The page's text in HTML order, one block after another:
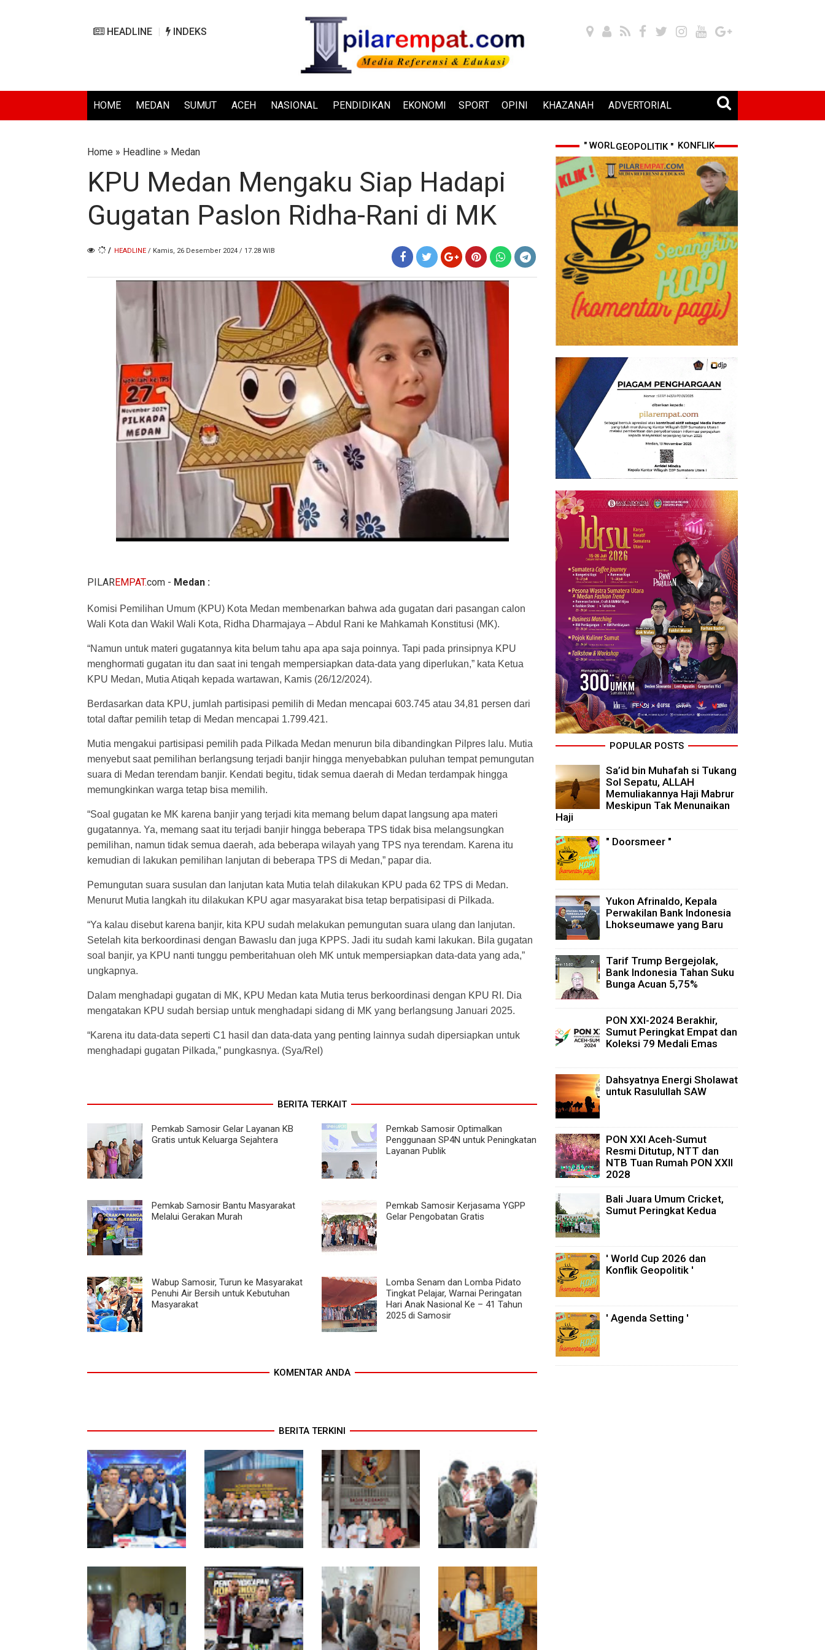
HEADLINE INDEKS
HOME MEDAN SUMUT ACEH NASIONAL PENDIDIKAN EKONOMI SPORT OPINI KHAZANAH ADVERTORIAL
Home » Headline » Medan
KPU Medan Mengaku Siap Hadapi
Gugatan Paslon Ridha-Rani di MK
/ HEADLINE / Kamis, 26 Desember 2024 / 17.28 WIB
PILAREMPAT.com - Medan :
Komisi Pemilihan Umum (KPU) Kota Medan membenarkan bahwa ada gugatan dari pasangan calon
Wali Kota dan Wakil Wali Kota, Ridha Dharmajaya – Abdul Rani ke Mahkamah Konstitusi (MK).
“Namun untuk materi gugatannya kita belum tahu apa apa saja poinnya. Tapi pada prinsipnya KPU
menghormati gugatan itu dan saat ini tengah mempersiapkan data-data yang diperlukan,” kata Ketua
KPU Medan, Mutia Atiqah kepada wartawan, Kamis (26/12/2024).
Berdasarkan data KPU, jumlah partisipasi pemilih di Medan mencapai 603.745 atau 34,81 persen dari
total daftar pemilih tetap di Medan mencapai 1.799.421.
Mutia mengakui partisipasi pemilih pada Pilkada Medan menurun bila dibandingkan Pilpres lalu. Mutia
menyebut saat pemilihan berlangsung terjadi banjir hingga menyebabkan puluhan tempat pemungutan
suara di Medan terendam banjir. Kendati begitu, tidak semua daerah di Medan terdampak hingga
memungkinkan warga tetap bisa memilih.
“Soal gugatan ke MK karena banjir yang terjadi kita memang belum dapat langsung apa materi
gugatannya. Ya, memang saat itu terjadi banjir hingga beberapa TPS tidak bisa melangsungkan
pemilihan, namun tidak semua daerah, ada beberapa wilayah yang TPS nya terendam. Karena itu
kemudian di lakukan pemilihan lanjutan di beberapa TPS di Medan,” papar dia.
Pemungutan suara susulan dan lanjutan kata Mutia telah dilakukan KPU pada 62 TPS di Medan.
Menurut Mutia langkah itu dilakukan KPU agar masyarakat bisa tetap berpatisipasi di Pilkada.
“Ya kalau disebut karena banjir, kita KPU sudah melakukan pemungutan suara ulang dan lanjutan.
Setelah kita berkoordinasi dengan Bawaslu dan juga KPPS. Jadi itu sudah kami lakukan. Bila gugatan
soal banjir, ya KPU nanti tunggu pemberitahuan oleh MK untuk mempersiapkan data-data yang ada,”
ungkapnya.
Dalam menghadapi gugatan di MK, KPU Medan kata Mutia terus berkoordinasi dengan KPU RI. Dia
mengatakan KPU sudah bersiap untuk menghadapi sidang di MK yang berlangsung Januari 2025.
“Karena itu data-data seperti C1 hasil dan data-data yang penting lainnya sudah dipersiapkan untuk
menghadapi gugatan Pilkada,” pungkasnya. (Sya/Rel)
BERITA TERKAIT
Pemkab Samosir Gelar Layanan KB
Gratis untuk Keluarga Sejahtera
Pemkab Samosir Optimalkan
Penggunaan SP4N untuk Peningkatan
Layanan Publik
Pemkab Samosir Bantu Masyarakat
Melalui Gerakan Murah
Pemkab Samosir Kerjasama YGPP
Gelar Pengobatan Gratis
Wabup Samosir, Turun ke Masyarakat
Penuhi Air Bersih untuk Kebutuhan
Masyarakat
Lomba Senam dan Lomba Pidato
Tingkat Pelajar, Warnai Peringatan
Hari Anak Nasional Ke – 41 Tahun
2025 di Samosir
KOMENTAR ANDA
BERITA TERKINI
Polda Sumut Bongkar
Internasional di
Apartemen Medan,
Korban Rugi Rp6,7 Miliar
Selama 300 Hari,
Polrestabes Medan
Tangkap 1.434
Tersangka Narkoba
MIO Indonesia Sumut
Resmi Daftarkan
Organisasi ke
Kesbangpol, Langkah
Awal Perkuat
Profesionalisme Media
Online
Komisi D DPRDSU Ikut
Gubsu Bobby Nasution
Berkantor di Nias
" WORLD CUP 2026 & KONFLIK GEOPOLITIK "
POPULAR POSTS
Sa’id bin Muhafah si Tukang
Sol Sepatu, ALLAH
Memuliakannya Haji Mabrur
Meskipun Tak Menunaikan
Haji
" Doorsmeer "
Yukon Afrinaldo, Kepala
Perwakilan Bank Indonesia
Lhokseumawe yang Baru
Tarif Trump Bergejolak,
Bank Indonesia Tahan Suku
Bunga Acuan 5,75%
PON XXI-2024 Berakhir,
Sumut Peringkat Empat dan
Koleksi 79 Medali Emas
Dahsyatnya Energi Sholawat
untuk Rasulullah SAW
PON XXI Aceh-Sumut
Resmi Ditutup, NTT dan
NTB Tuan Rumah PON XXII
2028
Bali Juara Umum Cricket,
Sumut Peringkat Kedua
' World Cup 2026 dan
Konflik Geopolitik '
' Agenda Setting '